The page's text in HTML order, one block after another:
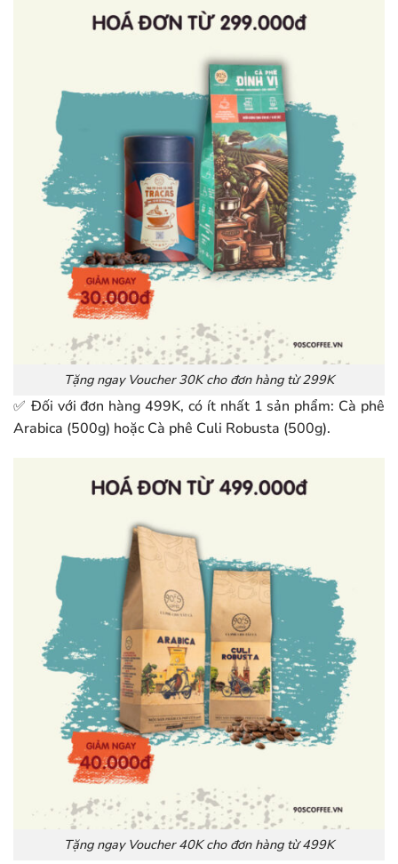
Tặng ngay Voucher 30K cho đơn hàng từ 299K
✅ Đối với đơn hàng 499K, có ít nhất 1 sản phẩm: Cà phê
Arabica (500g) hoặc Cà phê Culi Robusta (500g).
Tặng ngay Voucher 40K cho đơn hàng từ 499K